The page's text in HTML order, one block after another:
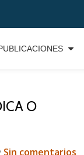
O
Sin comentarios